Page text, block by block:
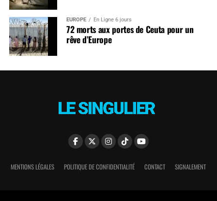
EUROPE En Ligne 6 jours
72 morts aux portes de Ceuta pour un
rêve d’Europe
MENTIONS LÉGALES POLITIQUE DE CONFIDENTIALITÉ CONTACT SIGNALEMENT